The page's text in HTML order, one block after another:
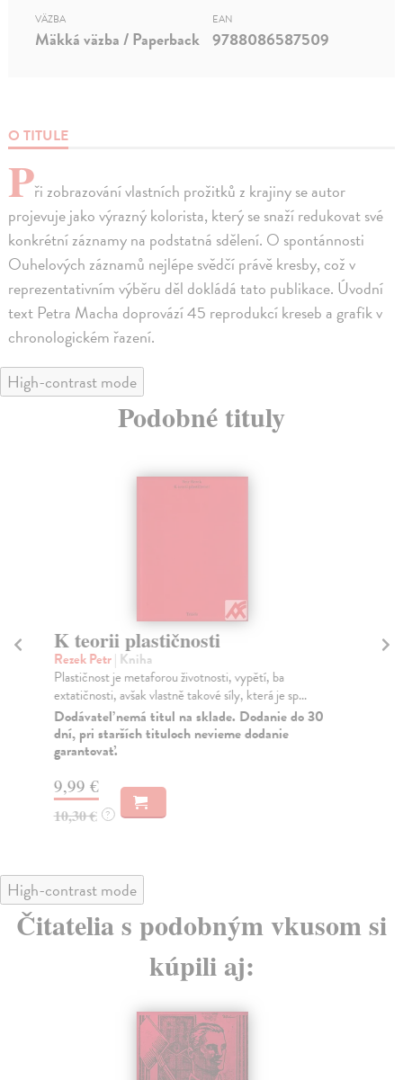
O TITULE
Při zobrazování vlastních prožitků z krajiny se autor
projevuje jako výrazný kolorista, který se snaží redukovat své
konkrétní záznamy na podstatná sdělení. O spontánnosti
Ouhelových záznamů nejlépe svědčí právě kresby, což v
reprezentativním výběru děl dokládá tato publikace. Úvodní
text Petra Macha doprovází 45 reprodukcí kreseb a grafik v
chronologickém řazení.
VÄZBA
Mäkká väzba / Paperback
EAN
9788086587509
High-contrast mode
Podobné tituly
K teorii plastičnosti
Rezek Petr| Kniha
Plastičnost je metaforou životnosti, vypětí, ba
extatičnosti, avšak vlastně takové síly, která je sp...
Dodávateľ nemá titul na sklade. Dodanie do 30
dní, pri starších tituloch nevieme dodanie
garantovať.
9,99 €
10,30 € ?
High-contrast mode
Čitatelia s podobným vkusom si
kúpili aj: